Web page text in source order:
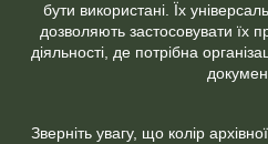
бути використані. Їх
дозволяють застосовувати їх
діяльності, де потрібна
Зверніть увагу, що колір